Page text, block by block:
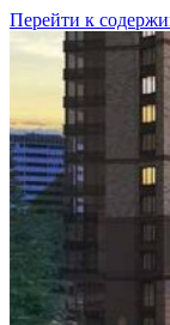
Перейти к